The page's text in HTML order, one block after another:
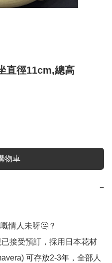
直徑11cm,總高
物車
−
情人未呀🤔？
接受預訂，採用日本花材
可存放2-3年，全部人